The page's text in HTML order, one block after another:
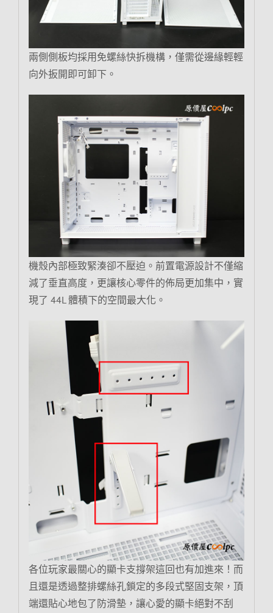
兩側側板均採用免螺絲快拆機構，僅需從邊緣輕輕
向外扳開即可卸下。
機殼內部極致緊湊卻不壓迫。前置電源設計不僅縮
減了垂直高度，更讓核心零件的佈局更加集中，實
現了 44L 體積下的空間最大化。
各位玩家最關心的顯卡支撐架這回也有加進來！而
且還是透過整排螺絲孔鎖定的多段式堅固支架，頂
端還貼心地包了防滑墊，讓心愛的顯卡絕對不刮